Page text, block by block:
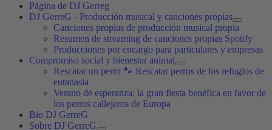
Página de DJ Gerreg
DJ GerreG - Producción musical y canciones propias
Canciones propias de producción musical propia
Resumen de streaming de canciones propias Spotify
Producciones por encargo para particulares y empresas
Compromiso social y bienestar animal
Rescatar un perro 🐾 Rescatar perros de los refugios de
eutanasia
Verano de esperanza: la gran fiesta benéfica en favor de
los perros callejeros de Europa
Bio DJ GerreG
Sobre DJ GerreG